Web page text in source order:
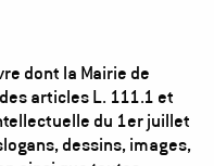
dont la Mairie de
articles L. 111.1 et
du 1er juillet
dessins, images,